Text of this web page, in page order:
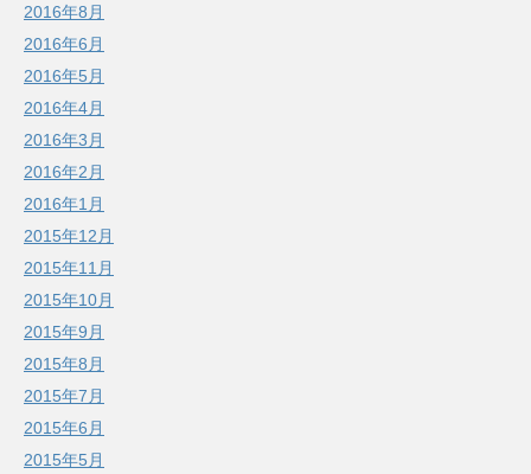
2016年8月
2016年6月
2016年5月
2016年4月
2016年3月
2016年2月
2016年1月
2015年12月
2015年11月
2015年10月
2015年9月
2015年8月
2015年7月
2015年6月
2015年5月